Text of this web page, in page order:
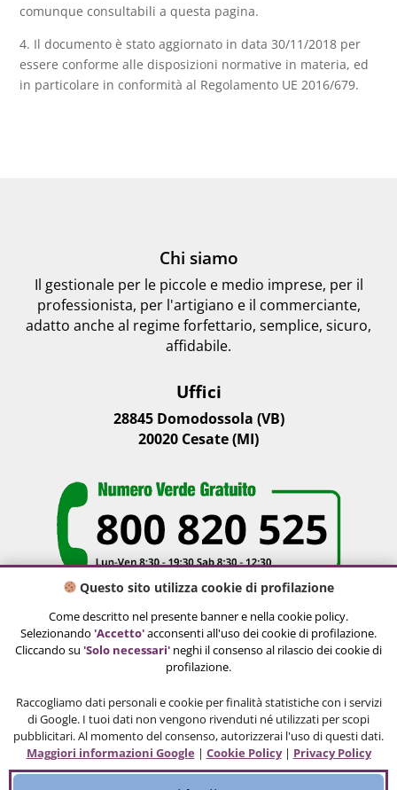
comunque consultabili a questa pagina.
4. Il documento è stato aggiornato in data 30/11/2018 per
essere conforme alle disposizioni normative in materia, ed
in particolare in conformità al Regolamento UE 2016/679.
Chi siamo
Il gestionale per le piccole e medio imprese, per il
professionista, per l'artigiano e il commerciante,
adatto anche al regime forfettario, semplice, sicuro,
affidabile.
Uffici
28845 Domodossola (VB)
20020 Cesate (MI)
Social Network
© Copyright 2012 - 2026 | Sviluppo e
Posizionamento
My WebAgency| All Rights
Questo sito utilizza cookie di profilazione
Come descritto nel presente banner e nella cookie policy.
Selezionando 'Accetto'acconsenti all'uso dei cookie di profilazione.
Cliccando su 'Solo necessari' neghi il consenso al rilascio dei cookie di
profilazione.
Raccogliamo dati personali e cookie per finalità statistiche con i servizi
di Google. I tuoi dati non vengono rivenduti né utilizzati per scopi
pubblicitari. Al momento del consenso, autorizzerai l'uso di questi dati.
Maggiori informazioni Google | Cookie Policy| Privacy Policy